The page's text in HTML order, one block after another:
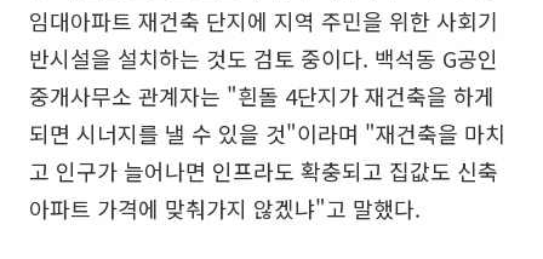
임대아파트 재건축 단지에 지역 주민을 위한 사회기
반시설을 설치하는 것도 검토 중이다. 백석동 G공인
중개사무소 관계자는 "흰돌 4단지가 재건축을 하게
되면 시너지를 낼 수 있을 것"이라며 "재건축을 마치
고 인구가 늘어나면 인프라도 확충되고 집값도 신축
아파트 가격에 맞춰가지 않겠냐"고 말했다.